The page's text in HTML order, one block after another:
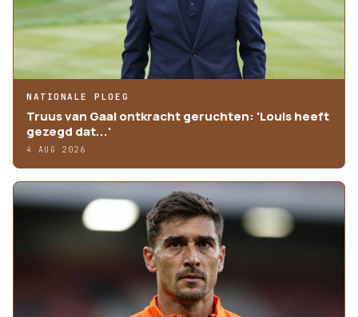
NATIONALE PLOEG
Truus van Gaal ontkracht geruchten: 'Louis heeft
gezegd dat...'
4 AUG 2026